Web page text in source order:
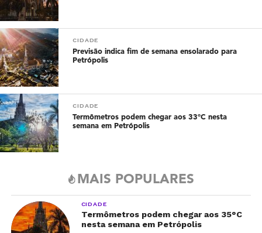
CIDADE
Previsão indica fim de semana ensolarado para
Petrópolis
CIDADE
Termômetros podem chegar aos 33°C nesta
semana em Petrópolis
MAIS POPULARES
CIDADE
Termômetros podem chegar aos 35°C
nesta semana em Petrópolis